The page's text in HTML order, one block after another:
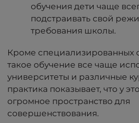
обучения дети чаще
подстраивать свой
требования школы.
Кроме специализированных
такое обучение все чаще
университеты и различные
практика показывает, что у
огромное пространство для
совершенствования.